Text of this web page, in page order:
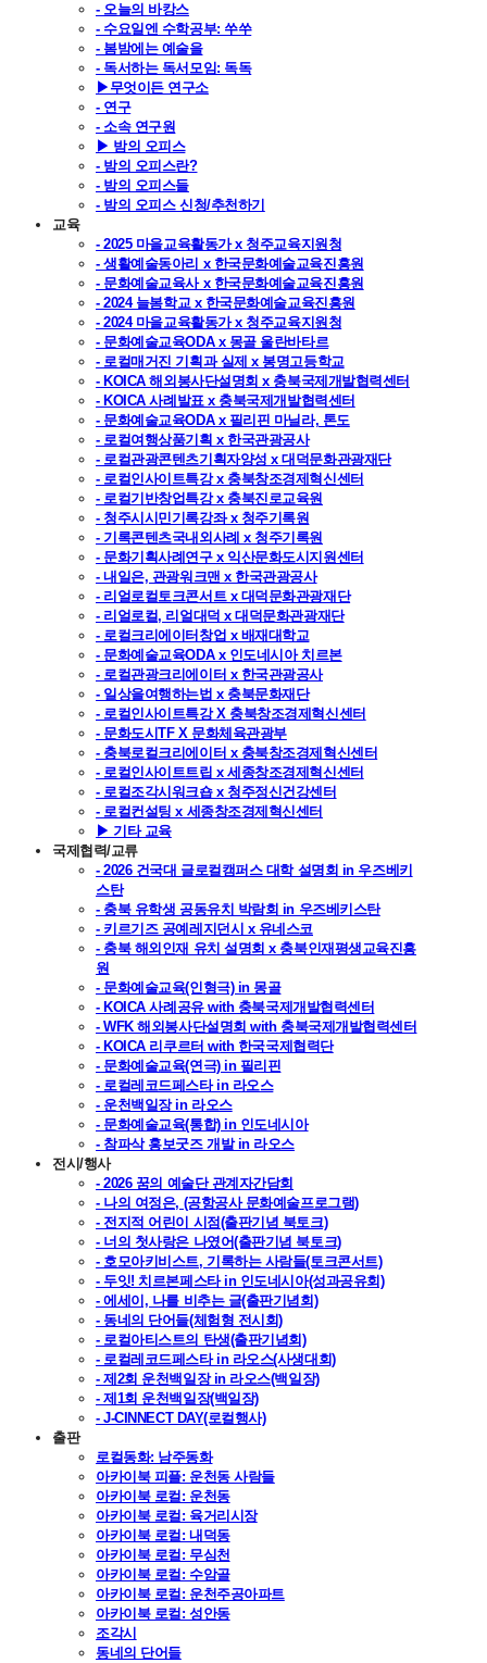
- 오늘의 바캉스
- 수요일엔 수학공부: 쑤쑤
- 봄밤에는 예술을
- 독서하는 독서모임: 독독
▶무엇이든 연구소
- 연구
- 소속 연구원
▶ 밤의 오피스
- 밤의 오피스란?
- 밤의 오피스들
- 밤의 오피스 신청/추천하기
교육
- 2025 마을교육활동가 x 청주교육지원청
- 생활예술동아리 x 한국문화예술교육진흥원
- 문화예술교육사 x 한국문화예술교육진흥원
- 2024 늘봄학교 x 한국문화예술교육진흥원
- 2024 마을교육활동가 x 청주교육지원청
- 문화예술교육ODA x 몽골 울란바타르
- 로컬매거진 기획과 실제 x 봉명고등학교
- KOICA 해외봉사단설명회 x 충북국제개발협력센터
- KOICA 사례발표 x 충북국제개발협력센터
- 문화예술교육ODA x 필리핀 마닐라, 톤도
- 로컬여행상품기획 x 한국관광공사
- 로컬관광콘텐츠기획자양성 x 대덕문화관광재단
- 로컬인사이트특강 x 충북창조경제혁신센터
- 로컬기반창업특강 x 충북진로교육원
- 청주시시민기록강좌 x 청주기록원
- 기록콘텐츠국내외사례 x 청주기록원
- 문화기획사례연구 x 익산문화도시지원센터
- 내일은, 관광워크맨 x 한국관광공사
- 리얼로컬토크콘서트 x 대덕문화관광재단
- 리얼로컬, 리얼대덕 x 대덕문화관광재단
- 로컬크리에이터창업 x 배재대학교
- 문화예술교육ODA x 인도네시아 치르본
- 로컬관광크리에이터 x 한국관광공사
- 일상을여행하는법 x 충북문화재단
- 로컬인사이트특강 X 충북창조경제혁신센터
- 문화도시TF X 문화체육관광부
- 충북로컬크리에이터 x 충북창조경제혁신센터
- 로컬인사이트트립 x 세종창조경제혁신센터
- 로컬조각시워크숍 x 청주정신건강센터
- 로컬컨설팅 x 세종창조경제혁신센터
▶ 기타 교육
국제협력/교류
- 2026 건국대 글로컬캠퍼스 대학 설명회 in 우즈베키
스탄
- 충북 유학생 공동유치 박람회 in 우즈베키스탄
- 키르기즈 공예레지던시 x 유네스코
- 충북 해외인재 유치 설명회 x 충북인재평생교육진흥
원
- 문화예술교육(인형극) in 몽골
- KOICA 사례공유 with 충북국제개발협력센터
- WFK 해외봉사단설명회 with 충북국제개발협력센터
- KOICA 리쿠르터 with 한국국제협력단
- 문화예술교육(연극) in 필리핀
- 로컬레코드페스타 in 라오스
- 운천백일장 in 라오스
- 문화예술교육(통합) in 인도네시아
- 참파삭 홍보굿즈 개발 in 라오스
전시/행사
- 2026 꿈의 예술단 관계자간담회
- 나의 여정은, (공항공사 문화예술프로그램)
- 전지적 어린이 시점(출판기념 북토크)
- 너의 첫사랑은 나였어(출판기념 북토크)
- 호모아키비스트, 기록하는 사람들(토크콘서트)
- 두잇! 치르본페스타 in 인도네시아(성과공유회)
- 에세이, 나를 비추는 글(출판기념회)
- 동네의 단어들(체험형 전시회)
- 로컬아티스트의 탄생(출판기념회)
- 로컬레코드페스타 in 라오스(사생대회)
- 제2회 운천백일장 in 라오스(백일장)
- 제1회 운천백일장(백일장)
- J-CINNECT DAY(로컬행사)
출판
로컬동화: 남주동화
아카이북 피플: 운천동 사람들
아카이북 로컬: 운천동
아카이북 로컬: 육거리시장
아카이북 로컬: 내덕동
아카이북 로컬: 무심천
아카이북 로컬: 수암골
아카이북 로컬: 운천주공아파트
아카이북 로컬: 성안동
조각시
동네의 단어들